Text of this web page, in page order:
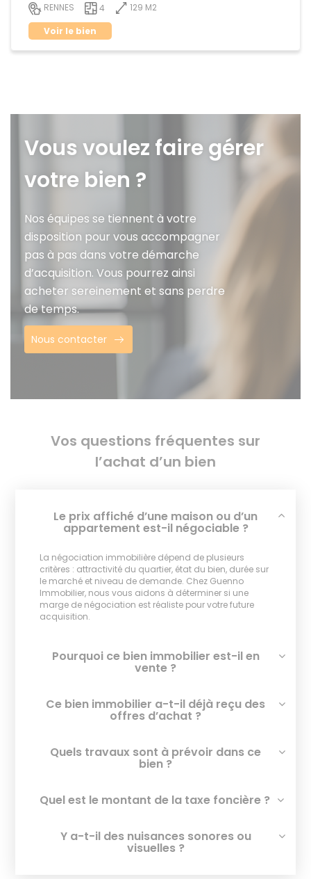
RENNES 4
129 M2
Voir le bien
Vous voulez faire gérer
votre bien ?
Nos équipes se tiennent à votre
disposition pour vous accompagner
pas à pas dans votre démarche
d’acquisition. Vous pourrez ainsi
acheter sereinement et sans perdre
de temps.
Nous contacter
Vos questions fréquentes sur
l’achat d’un bien
Le prix affiché d’une maison ou d’un
appartement est-il négociable ?
La négociation immobilière dépend de plusieurs
critères : attractivité du quartier, état du bien, durée sur
le marché et niveau de demande. Chez Guenno
Immobilier, nous vous aidons à déterminer si une
marge de négociation est réaliste pour votre future
acquisition.
Pourquoi ce bien immobilier est-il en
vente ?
Ce bien immobilier a-t-il déjà reçu des
offres d’achat ?
Quels travaux sont à prévoir dans ce
bien ?
Quel est le montant de la taxe foncière ?
Y a-t-il des nuisances sonores ou
visuelles ?